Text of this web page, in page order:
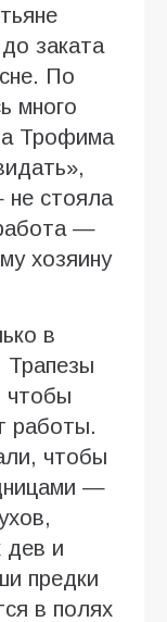
заката
По
много
Трофима
стояла
—
хозяину
в
Трапезы
чтобы
работы.
чтобы
—
дев и
предки
в полях